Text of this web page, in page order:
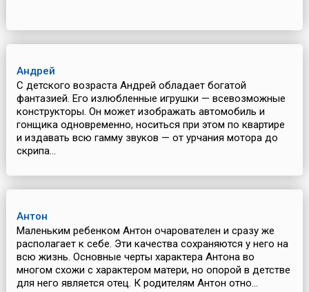
Андрей
С детского возраста Андрей обладает богатой
фантазией. Его излюбленные игрушки — всевозможные
конструкторы. Он может изображать автомобиль и
гонщика одновременно, носиться при этом по квартире
и издавать всю гамму звуков — от урчания мотора до
скрипа...
Антон
Маленьким ребенком Антон очарователен и сразу же
располагает к себе. Эти качества сохраняются у него на
всю жизнь. Основные черты характера Антона во
многом схожи с характером матери, но опорой в детстве
для него является отец. К родителям Антон отно...